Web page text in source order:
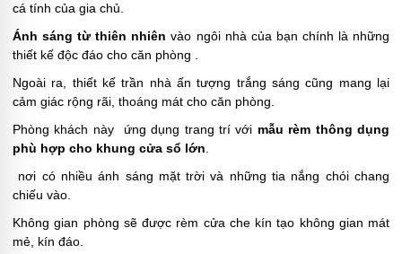
cá tính của gia chủ.
Ánh sáng từ thiên nhiên vào ngôi nhà của bạn chính là những
thiết kế độc đáo cho căn phòng .
Ngoài ra, thiết kế trần nhà ấn tượng trắng sáng cũng mang lại
cảm giác rộng rãi, thoáng mát cho căn phòng.
Phòng khách này ứng dụng trang trí với mẫu rèm thông dụng
phù hợp cho khung cửa sổ lớn.
nơi có nhiều ánh sáng mặt trời và những tia nắng chói chang
chiếu vào.
Không gian phòng sẽ được rèm cửa che kín tạo không gian mát
mẻ, kín đáo.